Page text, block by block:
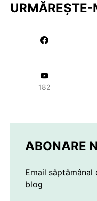
URMĂREȘTE-
182
ABONARE
Email
blog